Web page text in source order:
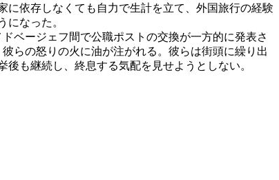
依存しなくても自力で生計を立て、外国旅行の経験
なった。
ベージェフ間で公職ポストの交換が一方的に発表さ
らの怒りの火に油が注がれる。彼らは街頭に繰り出
も継続し、終息する気配を見せようとしない。